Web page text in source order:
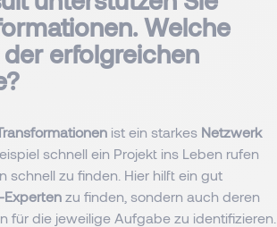
Welche
erfolgreichen
ist ein starkes Netzwerk
schnell ein Projekt ins Leben rufen
schnell zu finden. Hier hilft ein gut
Experten zu finden, sondern auch deren
für die jeweilige Aufgabe zu identifizieren.